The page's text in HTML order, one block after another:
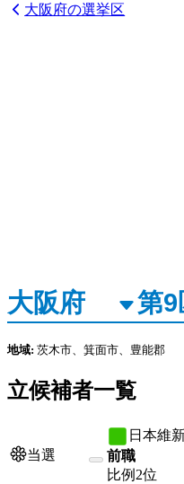
大阪府の選挙区
地域: 茨木市、箕面市、豊能郡
立候補者一覧
当選
日本維
前職
比例 2位